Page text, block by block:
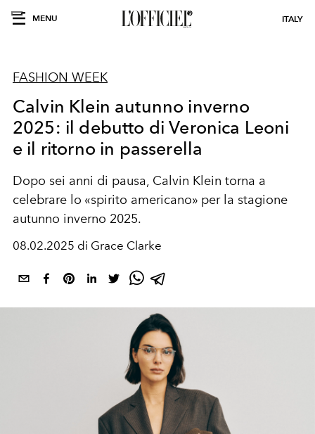
MENU ITALY
FASHION WEEK
Calvin Klein autunno inverno
2025: il debutto di Veronica Leoni
e il ritorno in passerella
Dopo sei anni di pausa, Calvin Klein torna a
celebrare lo «spirito americano» per la stagione
autunno inverno 2025.
08.02.2025 di Grace Clarke